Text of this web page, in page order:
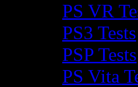
PS VR
PS3 Tests
PSP Tests
PS Vita